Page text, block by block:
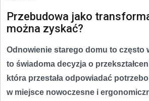
Przebudowa jako
można zyskać?
Odnowienie starego domu to często
to świadoma decyzja o
która przestała odpowiadać
w miejsce nowoczesne i